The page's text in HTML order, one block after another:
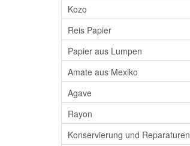
Kozo
Reis Papier
Papier aus Lumpen
Amate aus Mexiko
Agave
Rayon
Konservierung und Reparaturen